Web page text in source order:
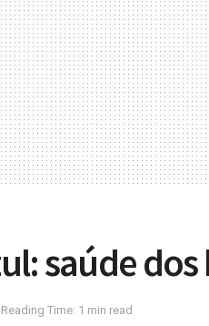
saúde
Reading Time: 1 min read